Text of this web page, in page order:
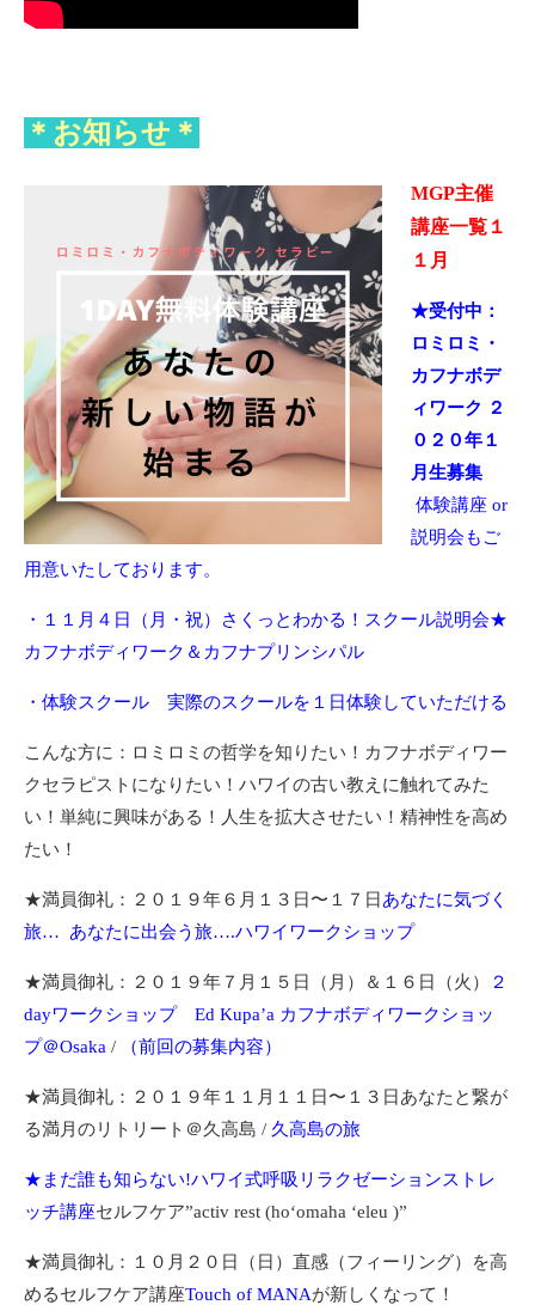
＊お知らせ＊
MGP主催
講座一覧１
１月
★受付中：
ロミロミ・
カフナボデ
ィワーク ２
０２０年１
月生募集
体験講座 or
説明会もご
用意いたしております。
・１１月４日（月・祝）さくっとわかる！スクール説明会★
カフナボディワーク＆カフナプリンシパル
・体験スクール 実際のスクールを１日体験していただける
こんな方に：ロミロミの哲学を知りたい！カフナボディワー
クセラピストになりたい！ハワイの古い教えに触れてみた
い！単純に興味がある！人生を拡大させたい！精神性を高め
たい！
★満員御礼：２０１９年６月１３日〜１７日 あなたに気づく
旅… あなたに出会う旅….ハワイワークショップ
★満員御礼：２０１９年７月１５日（月）＆１６日（火）
２
dayワークショップ Ed Kupa’a カフナボディワークショッ
プ＠Osaka / （前回の募集内容）
★満員御礼：２０１９年１１月１１日〜１３日あなたと繋が
る満月のリトリート＠久高島 / 久高島の旅
★まだ誰も知らない!ハワイ式呼吸リラクゼーションストレ
ッチ講座セルフケア”activ rest (hoʻomaha ʻeleu )”
★満員御礼：１０月２０日（日）直感（フィーリング）を高
めるセルフケア講座Touch of MANAが新しくなって！